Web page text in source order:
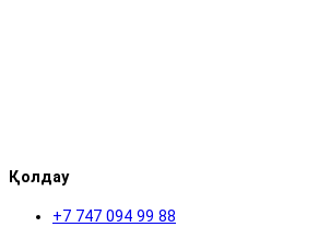
Қолдау
+7 747 094 99 88